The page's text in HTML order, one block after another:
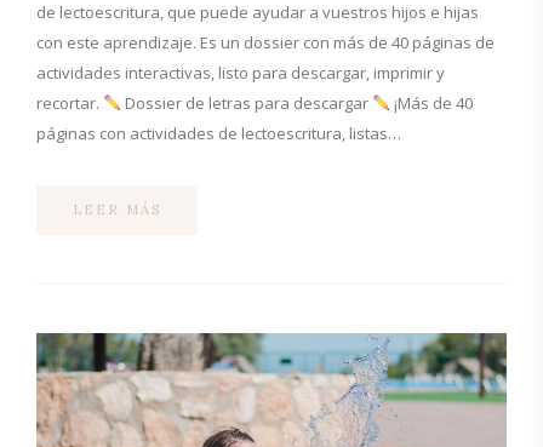
de lectoescritura, que puede ayudar a vuestros hijos e hijas
con este aprendizaje. Es un dossier con más de 40 páginas de
actividades interactivas, listo para descargar, imprimir y
recortar.
Dossier de letras para descargar
¡Más de 40
páginas con actividades de lectoescritura, listas…
LEER MÁS